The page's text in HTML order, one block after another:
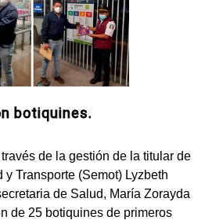
botiquines.
través de la gestión de la titular de
y Transporte (Semot) Lyzbeth
de Salud, María Zorayda
de 25 botiquines de primeros